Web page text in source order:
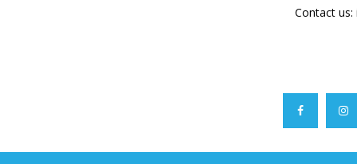
Contact us: